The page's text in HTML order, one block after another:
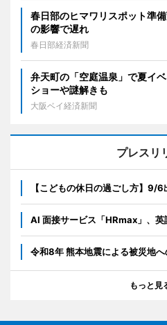
春日部のヒマワリスポット準
の影響で遅れ
春日部経済新聞
弁天町の「空庭温泉」で夏イ
ショーや謎解きも
大阪ベイ経済新聞
プレスリ
【こどもの休日の過ごし方】9/
AI 面接サービス「HRmax」、英
令和8年 熊本地震による被災地
もっと見